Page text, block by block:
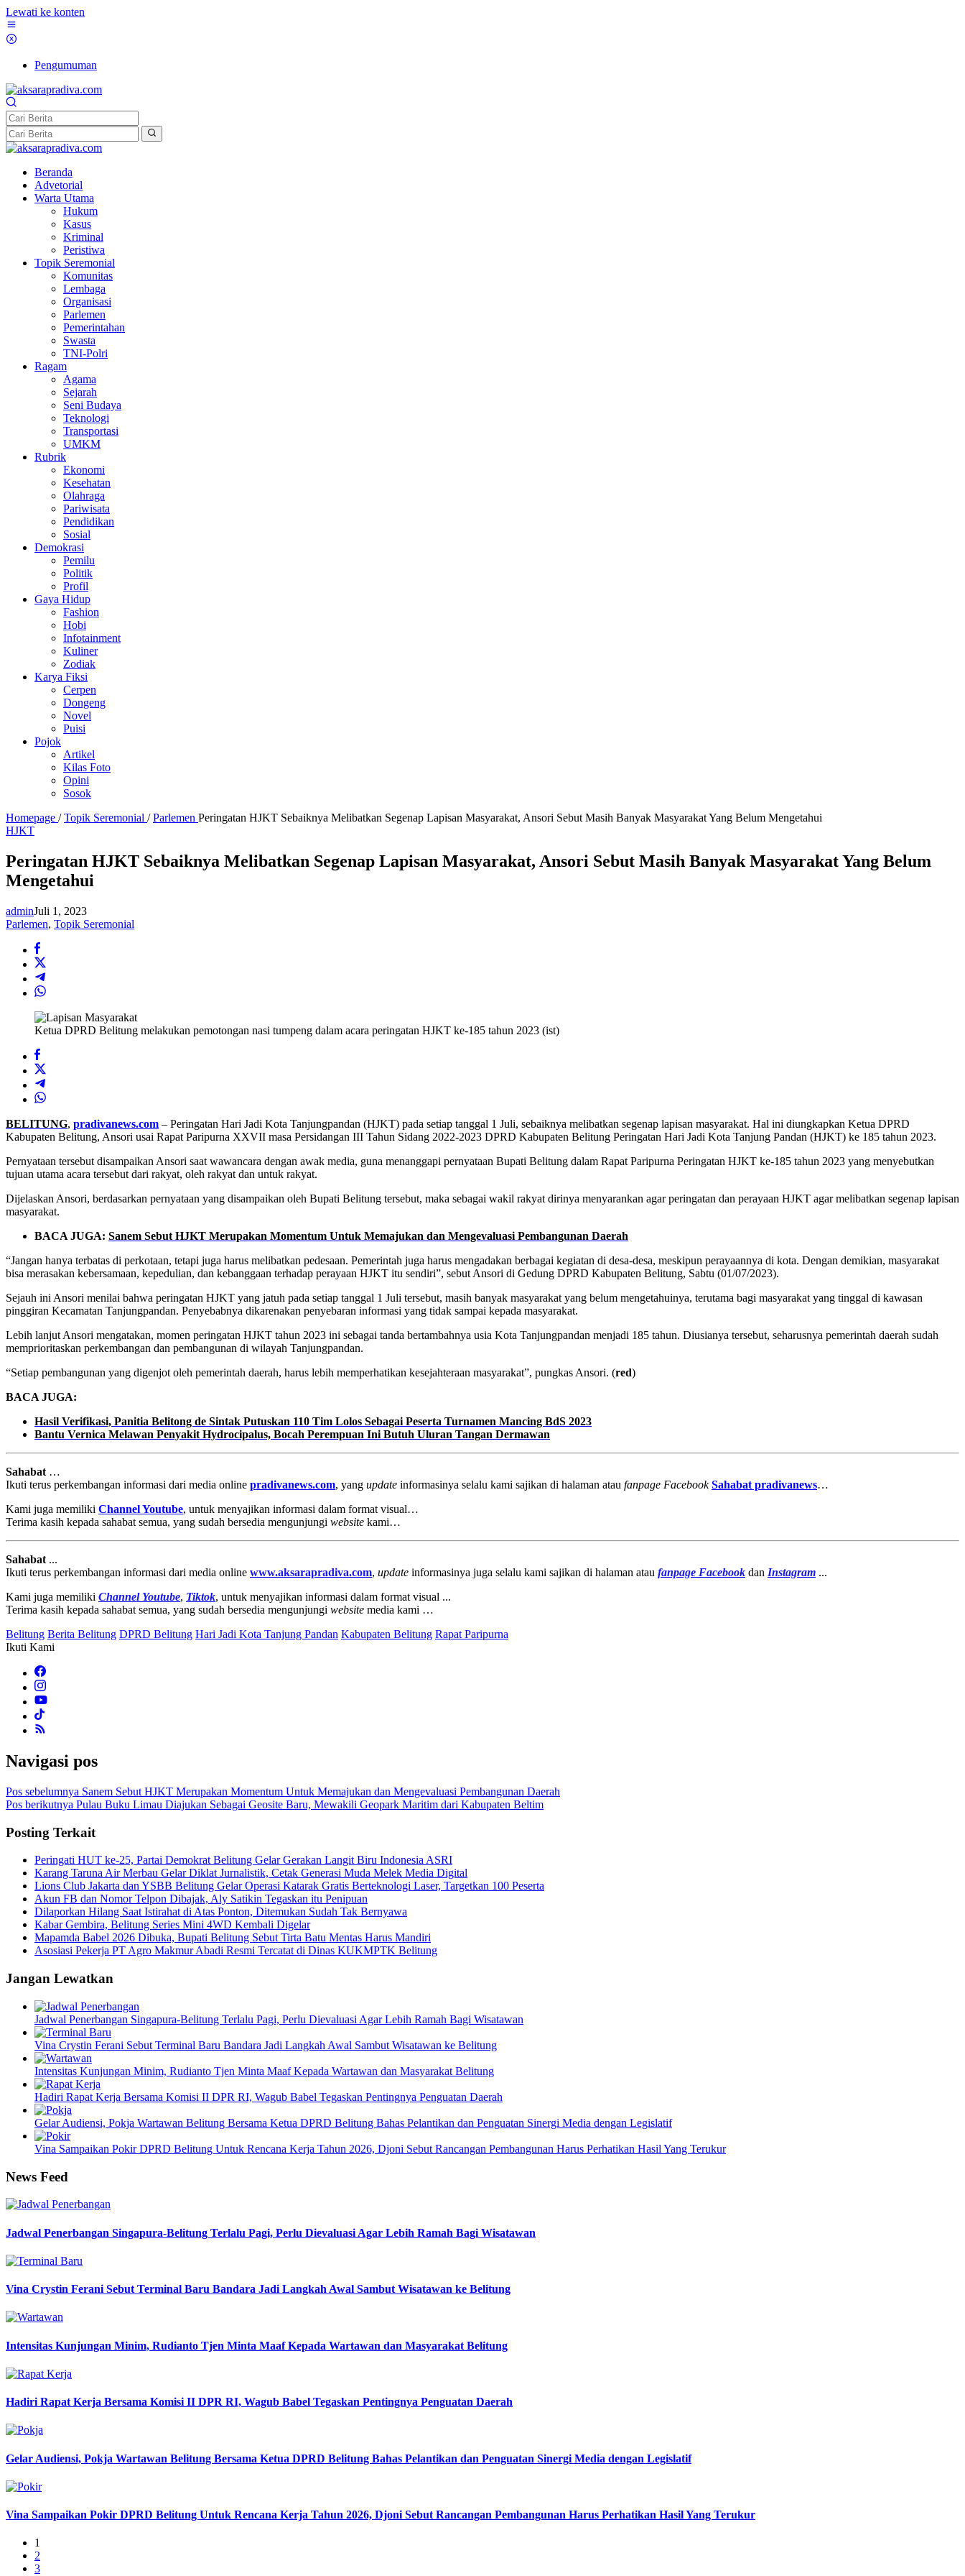
Lewati ke konten
Pengumuman
Beranda
Advetorial
Warta Utama
Hukum
Kasus
Kriminal
Peristiwa
Topik Seremonial
Komunitas
Lembaga
Organisasi
Parlemen
Pemerintahan
Swasta
TNI-Polri
Ragam
Agama
Sejarah
Seni Budaya
Teknologi
Transportasi
UMKM
Rubrik
Ekonomi
Kesehatan
Olahraga
Pariwisata
Pendidikan
Sosial
Demokrasi
Pemilu
Politik
Profil
Gaya Hidup
Fashion
Hobi
Infotainment
Kuliner
Zodiak
Karya Fiksi
Cerpen
Dongeng
Novel
Puisi
Pojok
Artikel
Kilas Foto
Opini
Sosok
Homepage / Topik Seremonial / Parlemen Peringatan HJKT Sebaiknya Melibatkan Segenap Lapisan Masyarakat, Ansori Sebut Masih Banyak Masyarakat Yang Belum Mengetahui
HJKT
Peringatan HJKT Sebaiknya Melibatkan Segenap Lapisan Masyarakat, Ansori Sebut Masih Banyak Masyarakat Yang Belum
Mengetahui
adminJuli 1, 2023
Parlemen, Topik Seremonial
Ketua DPRD Belitung melakukan pemotongan nasi tumpeng dalam acara peringatan HJKT ke-185 tahun 2023 (ist)
BELITUNG, pradivanews.com – Peringatan Hari Jadi Kota Tanjungpandan (HJKT) pada setiap tanggal 1 Juli, sebaiknya melibatkan segenap lapisan masyarakat. Hal ini diungkapkan Ketua DPRD
Kabupaten Belitung, Ansori usai Rapat Paripurna XXVII masa Persidangan III Tahun Sidang 2022-2023 DPRD Kabupaten Belitung Peringatan Hari Jadi Kota Tanjung Pandan (HJKT) ke 185 tahun 2023.
Pernyataan tersebut disampaikan Ansori saat wawancara dengan awak media, guna menanggapi pernyataan Bupati Belitung dalam Rapat Paripurna Peringatan HJKT ke-185 tahun 2023 yang menyebutkan
tujuan utama acara tersebut dari rakyat, oleh rakyat dan untuk rakyat.
Dijelaskan Ansori, berdasarkan pernyataan yang disampaikan oleh Bupati Belitung tersebut, maka sebagai wakil rakyat dirinya menyarankan agar peringatan dan perayaan HJKT agar melibatkan segenap lapisan
masyarakat.
BACA JUGA: Sanem Sebut HJKT Merupakan Momentum Untuk Memajukan dan Mengevaluasi Pembangunan Daerah
“Jangan hanya terbatas di perkotaan, tetapi juga harus melibatkan pedesaan. Pemerintah juga harus mengadakan berbagai kegiatan di desa-desa, meskipun perayaannya di kota. Dengan demikian, masyarakat
bisa merasakan kebersamaan, kepedulian, dan kebanggaan terhadap perayaan HJKT itu sendiri”, sebut Ansori di Gedung DPRD Kabupaten Belitung, Sabtu (01/07/2023).
Sejauh ini Ansori menilai bahwa peringatan HJKT yang jatuh pada setiap tanggal 1 Juli tersebut, masih banyak masyarakat yang belum mengetahuinya, terutama bagi masyarakat yang tinggal di kawasan
pinggiran Kecamatan Tanjungpandan. Penyebabnya dikarenakan penyebaran informasi yang tidak sampai kepada masyarakat.
Lebih lanjut Ansori mengatakan, momen peringatan HJKT tahun 2023 ini sebagai tanda bertambahnya usia Kota Tanjungpandan menjadi 185 tahun. Diusianya tersebut, seharusnya pemerintah daerah sudah
memprioritaskan perkembangan dan pembangunan di wilayah Tanjungpandan.
“Setiap pembangunan yang digenjot oleh pemerintah daerah, harus lebih memperhatikan kesejahteraan masyarakat”, pungkas Ansori. (red)
BACA JUGA:
Hasil Verifikasi, Panitia Belitong de Sintak Putuskan 110 Tim Lolos Sebagai Peserta Turnamen Mancing BdS 2023
Bantu Vernica Melawan Penyakit Hydrocipalus, Bocah Perempuan Ini Butuh Uluran Tangan Dermawan
Sahabat …
Ikuti terus perkembangan informasi dari media online pradivanews.com, yang update informasinya selalu kami sajikan di halaman atau fanpage Facebook Sahabat pradivanews…
Kami juga memiliki Channel Youtube, untuk menyajikan informasi dalam format visual…
Terima kasih kepada sahabat semua, yang sudah bersedia mengunjungi website kami…
Sahabat ...
Ikuti terus perkembangan informasi dari media online www.aksarapradiva.com, update informasinya juga selalu kami sajikan di halaman atau fanpage Facebook dan Instagram ...
Kami juga memiliki Channel Youtube, Tiktok, untuk menyajikan informasi dalam format visual ...
Terima kasih kepada sahabat semua, yang sudah bersedia mengunjungi website media kami …
Belitung Berita Belitung DPRD Belitung Hari Jadi Kota Tanjung Pandan Kabupaten Belitung Rapat Paripurna
Ikuti Kami
Navigasi pos
Pos sebelumnya Sanem Sebut HJKT Merupakan Momentum Untuk Memajukan dan Mengevaluasi Pembangunan Daerah
Pos berikutnya Pulau Buku Limau Diajukan Sebagai Geosite Baru, Mewakili Geopark Maritim dari Kabupaten Beltim
Posting Terkait
Peringati HUT ke-25, Partai Demokrat Belitung Gelar Gerakan Langit Biru Indonesia ASRI
Karang Taruna Air Merbau Gelar Diklat Jurnalistik, Cetak Generasi Muda Melek Media Digital
Lions Club Jakarta dan YSBB Belitung Gelar Operasi Katarak Gratis Berteknologi Laser, Targetkan 100 Peserta
Akun FB dan Nomor Telpon Dibajak, Aly Satikin Tegaskan itu Penipuan
Dilaporkan Hilang Saat Istirahat di Atas Ponton, Ditemukan Sudah Tak Bernyawa
Kabar Gembira, Belitung Series Mini 4WD Kembali Digelar
Mapamda Babel 2026 Dibuka, Bupati Belitung Sebut Tirta Batu Mentas Harus Mandiri
Asosiasi Pekerja PT Agro Makmur Abadi Resmi Tercatat di Dinas KUKMPTK Belitung
Jangan Lewatkan
Jadwal Penerbangan Singapura-Belitung Terlalu Pagi, Perlu Dievaluasi Agar Lebih Ramah Bagi Wisatawan
Vina Crystin Ferani Sebut Terminal Baru Bandara Jadi Langkah Awal Sambut Wisatawan ke Belitung
Intensitas Kunjungan Minim, Rudianto Tjen Minta Maaf Kepada Wartawan dan Masyarakat Belitung
Hadiri Rapat Kerja Bersama Komisi II DPR RI, Wagub Babel Tegaskan Pentingnya Penguatan Daerah
Gelar Audiensi, Pokja Wartawan Belitung Bersama Ketua DPRD Belitung Bahas Pelantikan dan Penguatan Sinergi Media dengan Legislatif
Vina Sampaikan Pokir DPRD Belitung Untuk Rencana Kerja Tahun 2026, Djoni Sebut Rancangan Pembangunan Harus Perhatikan Hasil Yang Terukur
News Feed
Jadwal Penerbangan Singapura-Belitung Terlalu Pagi, Perlu Dievaluasi Agar Lebih Ramah Bagi Wisatawan
Vina Crystin Ferani Sebut Terminal Baru Bandara Jadi Langkah Awal Sambut Wisatawan ke Belitung
Intensitas Kunjungan Minim, Rudianto Tjen Minta Maaf Kepada Wartawan dan Masyarakat Belitung
Hadiri Rapat Kerja Bersama Komisi II DPR RI, Wagub Babel Tegaskan Pentingnya Penguatan Daerah
Gelar Audiensi, Pokja Wartawan Belitung Bersama Ketua DPRD Belitung Bahas Pelantikan dan Penguatan Sinergi Media dengan Legislatif
Vina Sampaikan Pokir DPRD Belitung Untuk Rencana Kerja Tahun 2026, Djoni Sebut Rancangan Pembangunan Harus Perhatikan Hasil Yang Terukur
1
2
3